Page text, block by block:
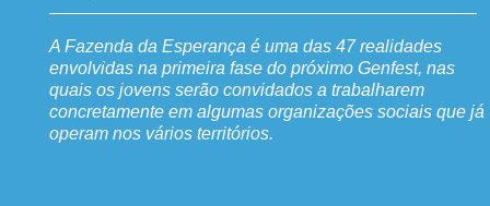
A Fazenda da Esperança é uma das 47 realidades
envolvidas na primeira fase do próximo Genfest, nas
quais os jovens serão convidados a trabalharem
concretamente em algumas organizações sociais que já
operam nos vários territórios.